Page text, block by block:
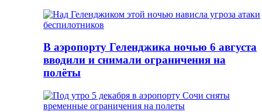
В аэропорту Геленджика ночью 6 августа
вводили и снимали ограничения на
полёты